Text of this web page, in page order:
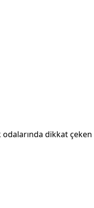
odalarında dikkat